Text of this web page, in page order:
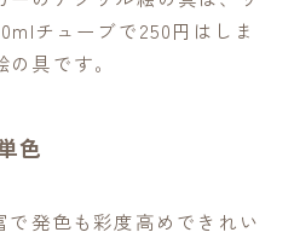
チューブで250円はしま
具です。
色
で発色も彩度高めできれい